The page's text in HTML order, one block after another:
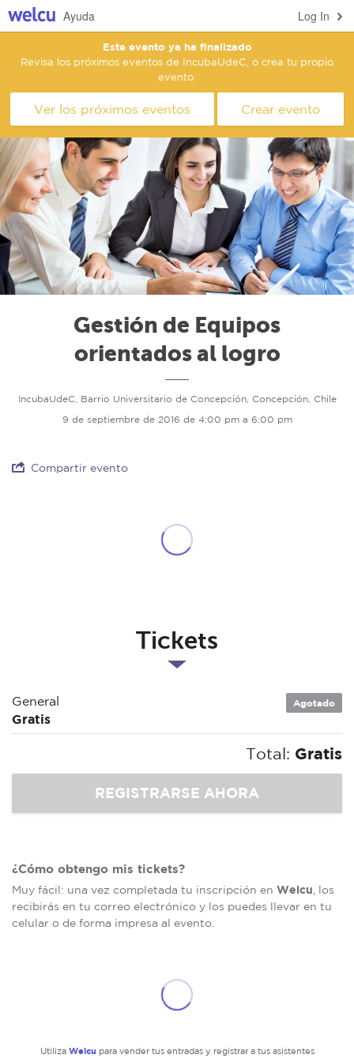
Log In
Ayuda
Este evento ya ha finalizado
Revisa los próximos eventos de IncubaUdeC, o crea tu propio
evento.
Ver los próximos eventos Crear evento
Gestión de Equipos
orientados al logro
IncubaUdeC, Barrio Universitario de Concepción, Concepción, Chile
9 de septiembre de 2016 de 4:00 pm a 6:00 pm
Compartir evento
Tickets
General
Gratis
Agotado
Total: Gratis
¿Cómo obtengo mis tickets?
Muy fácil: una vez completada tu inscripción en Welcu , los
recibirás en tu correo electrónico y los puedes llevar en tu
celular o de forma impresa al evento.
Utiliza Welcu para vender tus entradas y registrar a tus asistentes